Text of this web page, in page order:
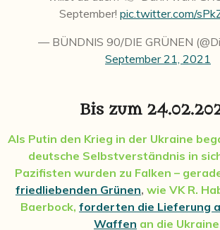
September! pic.twitter.com/
— BÜNDNIS 90/DIE GRÜNEN
September 21, 2021
Bis zum
Als Putin den Krieg in der Ukraine
deutsche Selbstverständnis in
Pazifisten wurden zu Falken –
friedliebenden Grünen, wie VK R.
Baerbock, forderten die Lieferung
Waffen an die